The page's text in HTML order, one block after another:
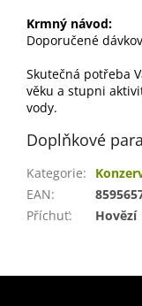
Krmný návod:
Doporučené
Skutečná potřeba
věku a stupni
vody.
Doplňkové
Kategorie:
EAN:
Příchuť: Hovězí
Z